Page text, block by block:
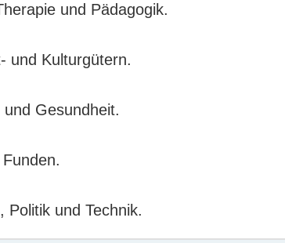
und Pädagogik.
und Kulturgütern.
Gesundheit.
Politik und Technik.